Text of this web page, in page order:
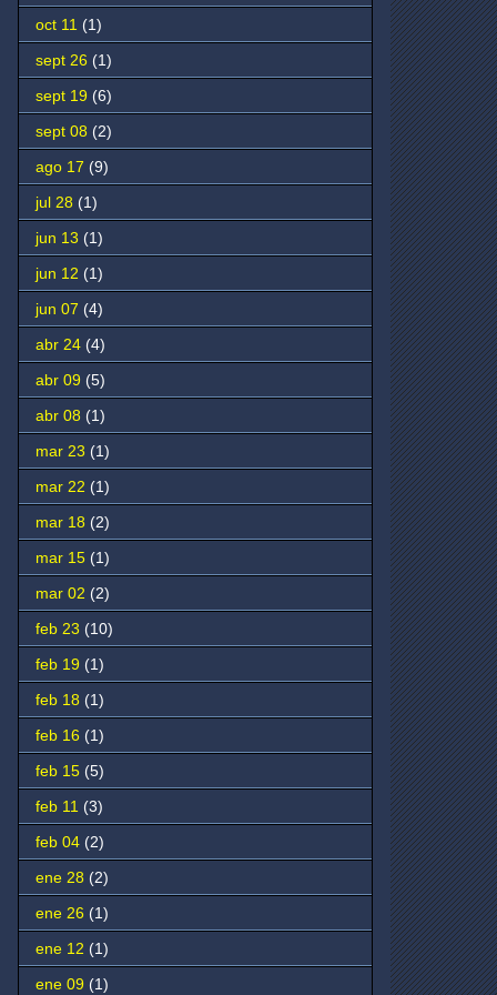
oct 11 (1)
sept 26 (1)
sept 19 (6)
sept 08 (2)
ago 17 (9)
jul 28 (1)
jun 13 (1)
jun 12 (1)
jun 07 (4)
abr 24 (4)
abr 09 (5)
abr 08 (1)
mar 23 (1)
mar 22 (1)
mar 18 (2)
mar 15 (1)
mar 02 (2)
feb 23 (10)
feb 19 (1)
feb 18 (1)
feb 16 (1)
feb 15 (5)
feb 11 (3)
feb 04 (2)
ene 28 (2)
ene 26 (1)
ene 12 (1)
ene 09 (1)